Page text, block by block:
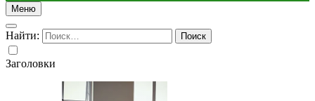
Меню
Найти:
Заголовки